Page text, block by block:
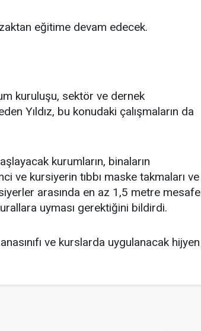
eğitime devam edecek.
kuruluşu, sektör ve dernek
Yıldız, bu konudaki çalışmaların da
kurumların, binaların
ve kursiyerin tıbbı maske takmaları ve
arasında en az 1,5 metre mesafe
uyması gerektiğini bildirdi.
ve kurslarda uygulanacak hijyen